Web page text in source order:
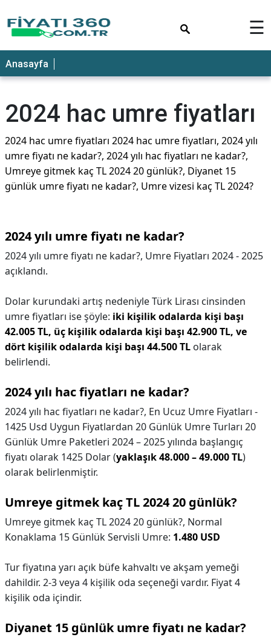
☰
Anasayfa
2024 hac umre fiyatları
2024 hac umre fiyatları 2024 hac umre fiyatları, 2024 yılı
umre fiyatı ne kadar?, 2024 yılı hac fiyatları ne kadar?,
Umreye gitmek kaç TL 2024 20 günlük?, Diyanet 15
günlük umre fiyatı ne kadar?, Umre vizesi kaç TL 2024?
2024 yılı umre fiyatı ne kadar?
2024 yılı umre fiyatı ne kadar?, Umre Fiyatları 2024 - 2025
açıklandı.
Dolar kurundaki artış nedeniyle Türk Lirası cinsinden
umre fiyatları ise şöyle: iki kişilik odalarda kişi başı
42.005 TL, üç kişilik odalarda kişi başı 42.900 TL, ve
dört kişilik odalarda kişi başı 44.500 TL olarak
belirlendi.
2024 yılı hac fiyatları ne kadar?
2024 yılı hac fiyatları ne kadar?, En Ucuz Umre Fiyatları -
1425 Usd Uygun Fiyatlardan 20 Günlük Umre Turları 20
Günlük Umre Paketleri 2024 – 2025 yılında başlangıç
fiyatı olarak 1425 Dolar (yaklaşık 48.000 – 49.000 TL)
olarak belirlenmiştir.
Umreye gitmek kaç TL 2024 20 günlük?
Umreye gitmek kaç TL 2024 20 günlük?, Normal
Konaklama 15 Günlük Servisli Umre: 1.480 USD
Tur fiyatına yarı açık büfe kahvaltı ve akşam yemeği
dahildir. 2-3 veya 4 kişilik oda seçeneği vardır. Fiyat 4
kişilik oda içindir.
Diyanet 15 günlük umre fiyatı ne kadar?